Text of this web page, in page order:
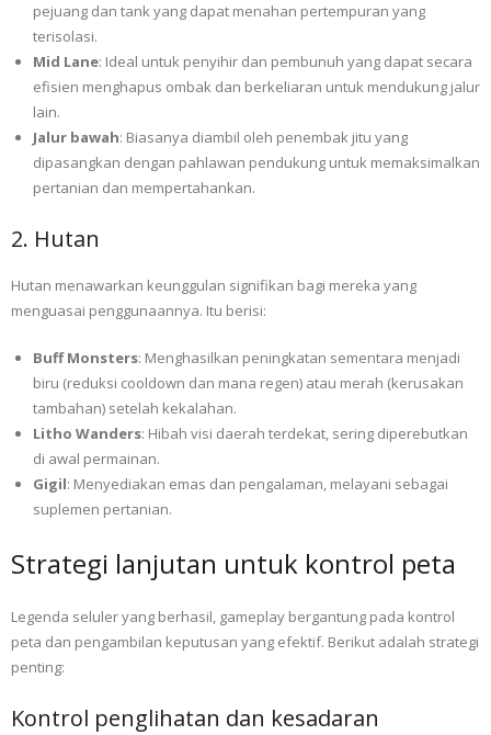
pejuang dan tank yang dapat menahan pertempuran yang
terisolasi.
Mid Lane: Ideal untuk penyihir dan pembunuh yang dapat secara
efisien menghapus ombak dan berkeliaran untuk mendukung jalur
lain.
Jalur bawah: Biasanya diambil oleh penembak jitu yang
dipasangkan dengan pahlawan pendukung untuk memaksimalkan
pertanian dan mempertahankan.
2. Hutan
Hutan menawarkan keunggulan signifikan bagi mereka yang
menguasai penggunaannya. Itu berisi:
Buff Monsters: Menghasilkan peningkatan sementara menjadi
biru (reduksi cooldown dan mana regen) atau merah (kerusakan
tambahan) setelah kekalahan.
Litho Wanders: Hibah visi daerah terdekat, sering diperebutkan
di awal permainan.
Gigil: Menyediakan emas dan pengalaman, melayani sebagai
suplemen pertanian.
Strategi lanjutan untuk kontrol peta
Legenda seluler yang berhasil, gameplay bergantung pada kontrol
peta dan pengambilan keputusan yang efektif. Berikut adalah strategi
penting:
Kontrol penglihatan dan kesadaran